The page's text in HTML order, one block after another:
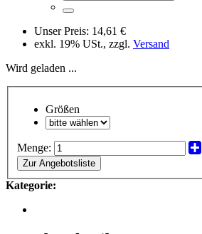
Unser Preis: 14,61 €
exkl. 19% USt., zzgl. Versand
Wird geladen ...
Größen
Menge:
Zur Angebotsliste
Kategorie: